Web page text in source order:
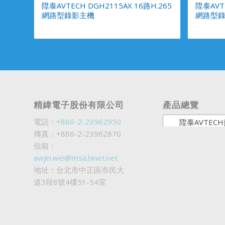
陞泰AVTECH DGH2115AX 16路H.265
網路型錄影主機
陞泰
網路型
精緯電子股份有限公司
電話： +886-2-23962950
傳真：+886-2-23962870
信箱：
awjin.wei@msa.hinet.net
地址：台北市中正區市民大
道3段8號4樓51-54室
產品總覽
陞泰AVTECH熱銷